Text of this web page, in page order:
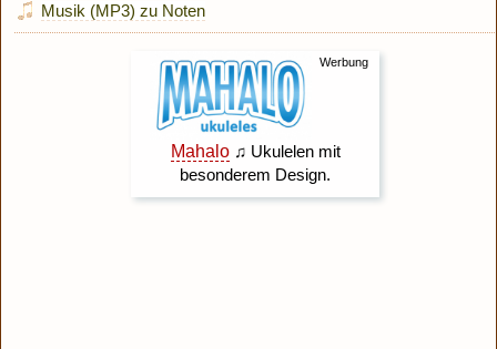
Musik (MP3) zu Noten